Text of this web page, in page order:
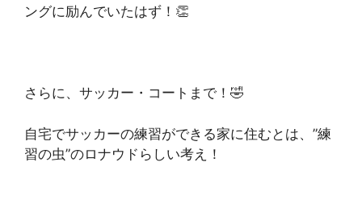
ングに励んでいたはず！👏
さらに、サッカー・コートまで！🤣
自宅でサッカーの練習ができる家に住むとは、”練
習の虫”のロナウドらしい考え！